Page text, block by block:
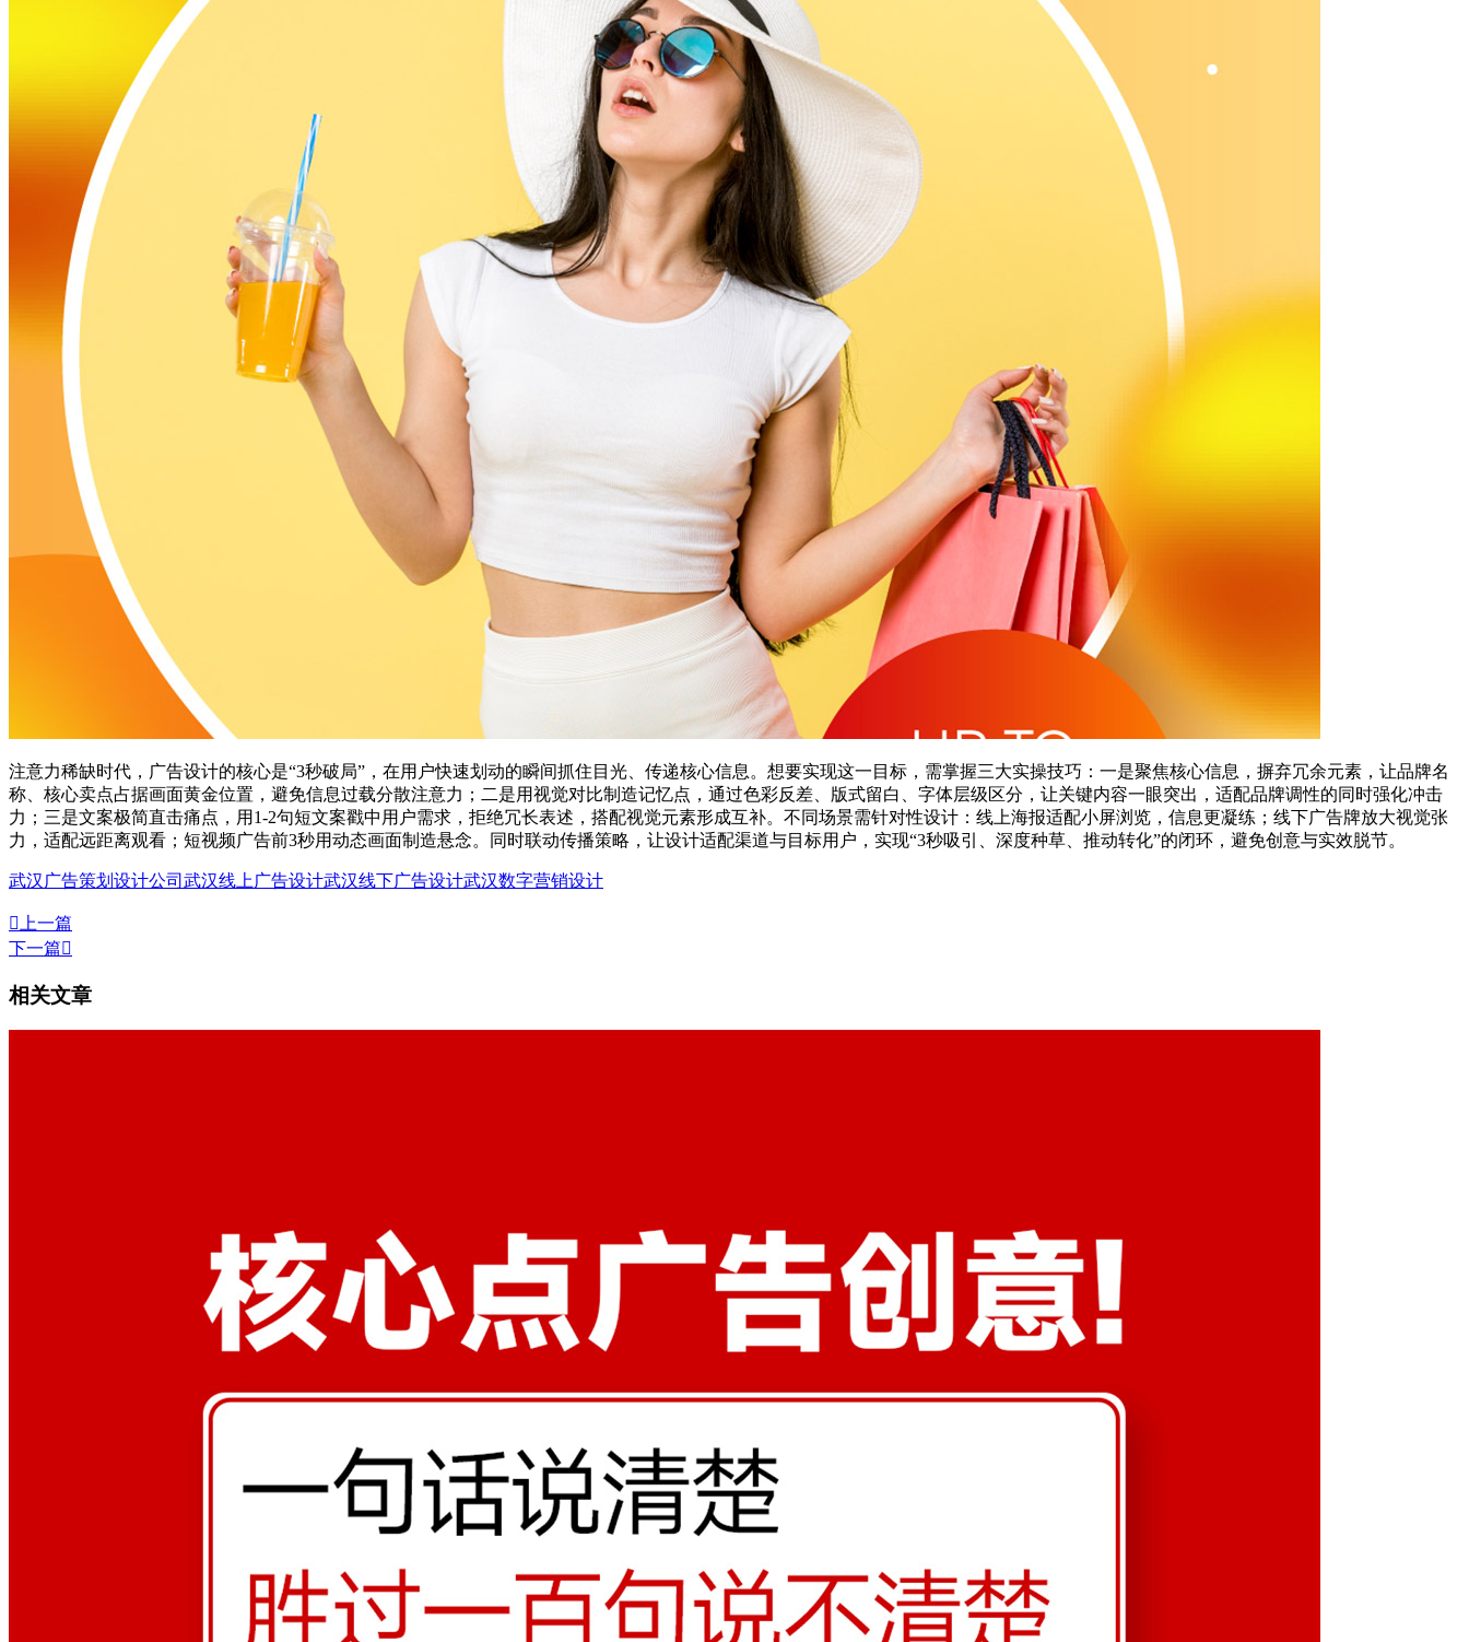
注意力稀缺时代，广告设计的核心是“3秒破局”，在用户快速划动的瞬间抓住目光、传递核心信息。想要实现这一目标，需掌握三大实操技巧：一是聚焦核心信息，摒弃冗余元素，让品牌名
称、核心卖点占据画面黄金位置，避免信息过载分散注意力；二是用视觉对比制造记忆点，通过色彩反差、版式留白、字体层级区分，让关键内容一眼突出，适配品牌调性的同时强化冲击
力；三是文案极简直击痛点，用1-2句短文案戳中用户需求，拒绝冗长表述，搭配视觉元素形成互补。不同场景需针对性设计：线上海报适配小屏浏览，信息更凝练；线下广告牌放大视觉张
力，适配远距离观看；短视频广告前3秒用动态画面制造悬念。同时联动传播策略，让设计适配渠道与目标用户，实现“3秒吸引、深度种草、推动转化”的闭环，避免创意与实效脱节。
武汉广告策划设计公司 武汉线上广告设计武汉线下广告设计武汉数字营销设计
 上一篇
下一篇
相关文章